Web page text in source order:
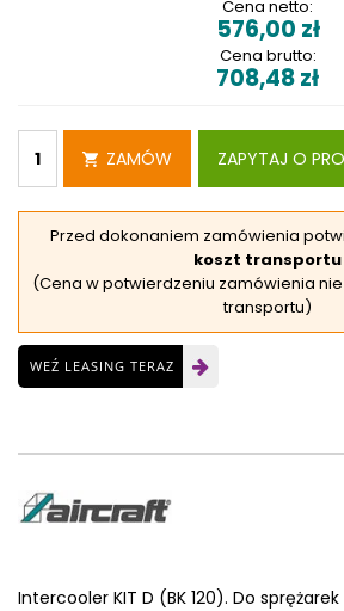
Cena netto:
576,00 zł
Cena brutto:
708,48zł
ZAMÓW ZAPYTAJ O
Przed dokonaniem zamówienia
koszt transportu
(Cena w potwierdzeniu zamówienia
transportu)
WEŹ LEASING TERAZ
Intercooler KIT D (BK 120). Do